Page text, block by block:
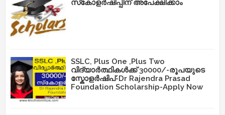
സ്‌കോളർഷിപ്പിന് അപേക്ഷിക്കാം
SSLC, Plus One ,Plus Two
വിദ്യാർത്ഥികൾക്ക് 30000/-രൂപയുടെ
സ്കോളർഷിപ്-Dr Rajendra Prasad
Foundation Scholarship-Apply Now